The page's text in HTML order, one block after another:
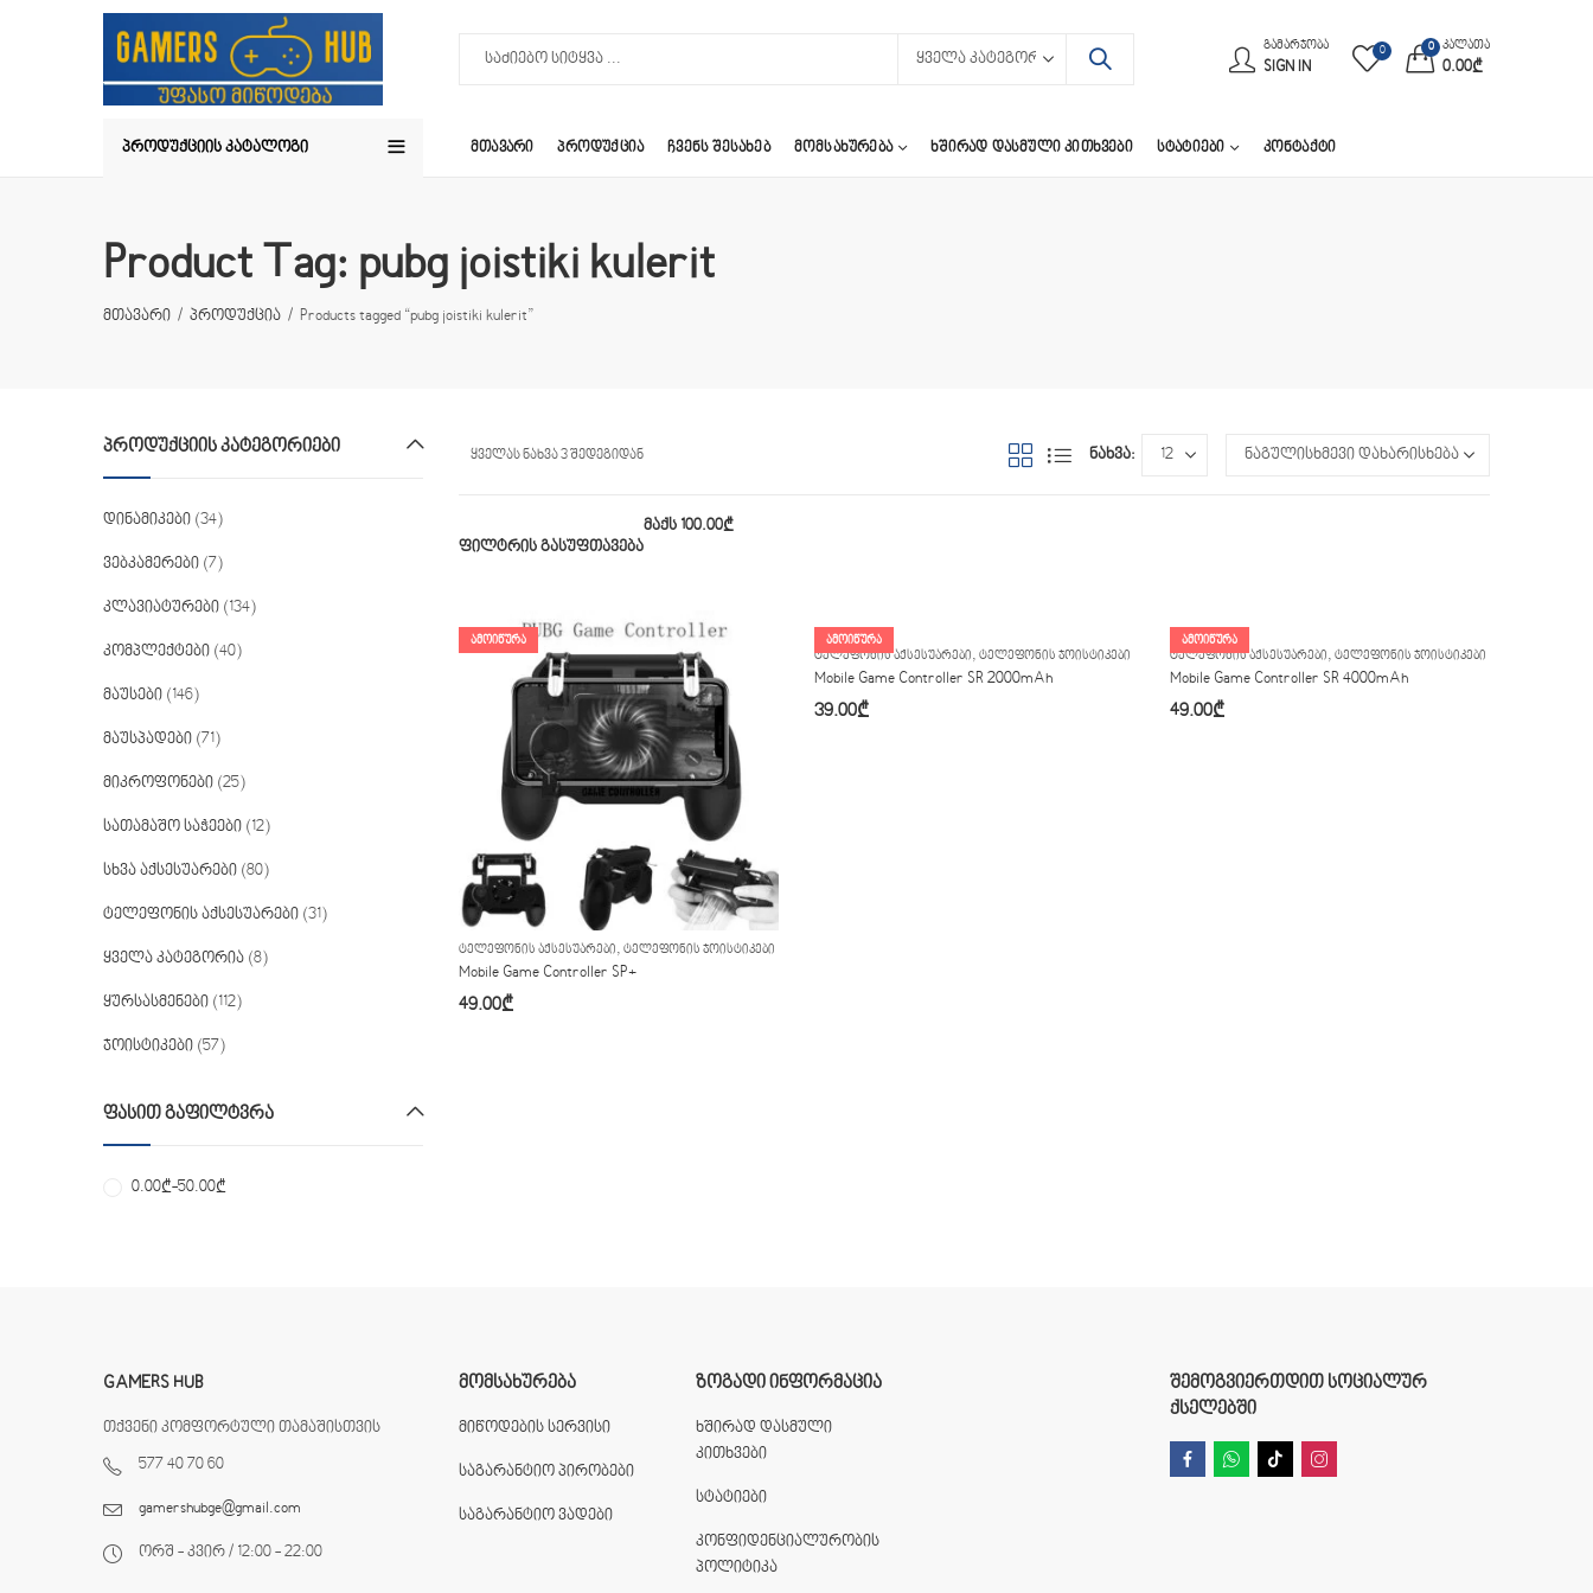
ᲒᲐᲛᲐᲠᲯᲝᲑᲐ
SIGN IN
0 0 კალათა
0.00₾
ᲞᲠᲝᲓᲣᲥᲪᲘᲘᲡ ᲙᲐᲢᲐᲚᲝᲒᲘ ᲛᲗᲐᲕᲐᲠᲘ ᲞᲠᲝᲓᲣᲥᲪᲘᲐ ᲩᲕᲔᲜᲡ ᲨᲔᲡᲐᲮᲔᲑ ᲛᲝᲛᲡᲐᲮᲣᲠᲔᲑᲐ ᲮᲨᲘᲠᲐᲓ ᲓᲐᲡᲛᲣᲚᲘ ᲙᲘᲗᲮᲕᲔᲑᲘ ᲡᲢᲐᲢᲘᲔᲑᲘ ᲙᲝᲜᲢᲐᲥᲢᲘ
Product Tag: pubg joistiki kulerit
მთავარი პროდუქცია Products tagged “pubg joistiki kulerit”
ყველას ნახვა 3 შედეგიდან ნახვა:
ფილტრის გასუფთავება
მაქს 100.00₾
ᲐᲛᲝᲘᲬᲣᲠᲐ
ᲢᲔᲚᲔᲤᲝᲜᲘᲡ ᲐᲥᲡᲔᲡᲣᲐᲠᲔᲑᲘ, ᲢᲔᲚᲔᲤᲝᲜᲘᲡ ᲯᲝᲘᲡᲢᲘᲙᲔᲑᲘ
Mobile Game Controller SP+
49.00₾
ᲐᲛᲝᲘᲬᲣᲠᲐ
ᲢᲔᲚᲔᲤᲝᲜᲘᲡ ᲐᲥᲡᲔᲡᲣᲐᲠᲔᲑᲘ, ᲢᲔᲚᲔᲤᲝᲜᲘᲡ ᲯᲝᲘᲡᲢᲘᲙᲔᲑᲘ
Mobile Game Controller SR 2000mAh
39.00₾
ᲐᲛᲝᲘᲬᲣᲠᲐ
ᲢᲔᲚᲔᲤᲝᲜᲘᲡ ᲐᲥᲡᲔᲡᲣᲐᲠᲔᲑᲘ, ᲢᲔᲚᲔᲤᲝᲜᲘᲡ ᲯᲝᲘᲡᲢᲘᲙᲔᲑᲘ
Mobile Game Controller SR 4000mAh
49.00₾
ᲞᲠᲝᲓᲣᲥᲪᲘᲘᲡ ᲙᲐᲢᲔᲒᲝᲠᲘᲔᲑᲘ
დინამიკები (34)
ვებკამერები (7)
კლავიატურები (134)
კომპლექტები (40)
მაუსები (146)
მაუსპადები (71)
მიკროფონები (25)
სათამაშო საჭეები (12)
სხვა აქსესუარები (80)
ტელეფონის აქსესუარები (31)
ყველა კატეგორია (8)
ყურსასმენები (112)
ჯოისტიკები (57)
ᲤᲐᲡᲘᲗ ᲒᲐᲤᲘᲚᲢᲕᲠᲐ
0.00₾-50.00₾
GAMERS HUB
თქვენი კომფორტული თამაშისთვის
577 40 70 60
gamershubge@gmail.com
ორშ - კვირ / 12:00 - 22:00
ᲛᲝᲛᲡᲐᲮᲣᲠᲔᲑᲐ
მიწოდების სერვისი
საგარანტიო პირობები
საგარანტიო ვადები
ᲖᲝᲒᲐᲓᲘ ᲘᲜᲤᲝᲠᲛᲐᲪᲘᲐ
ხშირად დასმული
კითხვები
სტატიები
კონფიდენციალურობის
პოლიტიკა
ᲨᲔᲛᲝᲒᲕᲘᲔᲠᲗᲓᲘᲗ ᲡᲝᲪᲘᲐᲚᲣᲠ
ᲥᲡᲔᲚᲔᲑᲨᲘ